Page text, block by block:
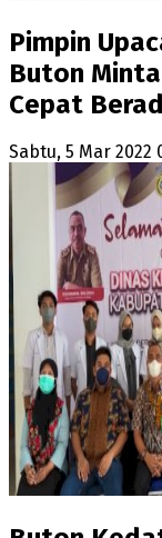
Pimpin
Buton
Cepat
Sabtu, 5 Mar 2022